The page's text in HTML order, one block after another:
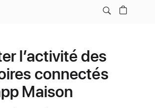
l’activité des
connectés
Maison